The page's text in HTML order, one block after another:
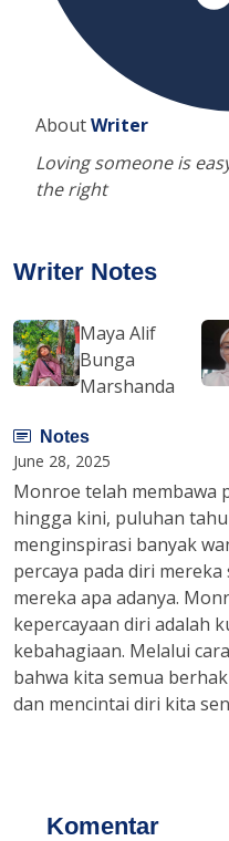
AboutWriter
Loving someone is
the right
Writer Notes
Maya Alif
Bunga
Marshanda
Notes
June 28, 2025
Monroe telah membawa
hingga kini, puluhan
menginspirasi banyak
percaya pada diri
mereka apa adanya.
kepercayaan diri adalah
kebahagiaan. Melalui
bahwa kita semua
dan mencintai diri kita
Komentar